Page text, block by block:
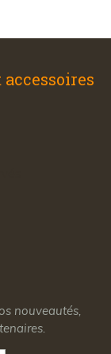
nouveautés,